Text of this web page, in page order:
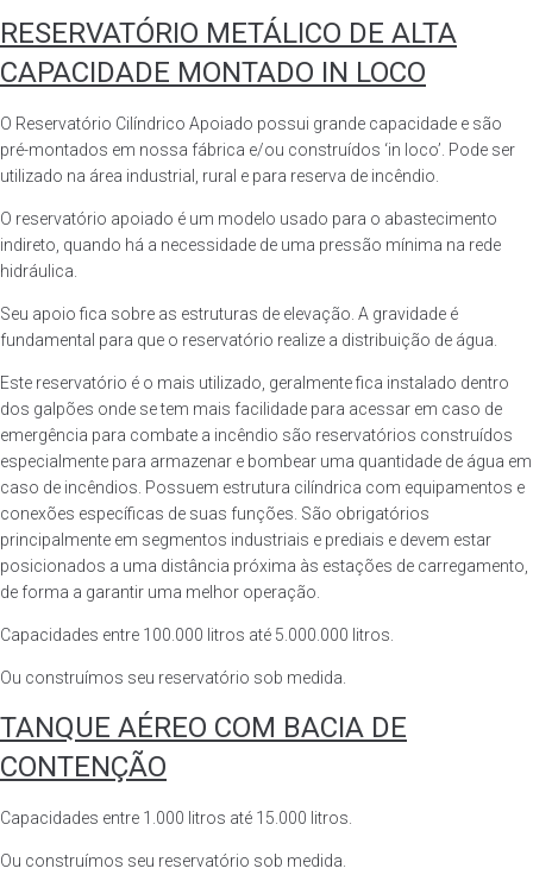
RESERVATÓRIO METÁLICO DE ALTA
CAPACIDADE MONTADO IN LOCO
O Reservatório Cilíndrico Apoiado possui grande capacidade e são
pré-montados em nossa fábrica e/ou construídos ‘in loco’. Pode ser
utilizado na área industrial, rural e para reserva de incêndio.
O reservatório apoiado é um modelo usado para o abastecimento
indireto, quando há a necessidade de uma pressão mínima na rede
hidráulica.
Seu apoio fica sobre as estruturas de elevação. A gravidade é
fundamental para que o reservatório realize a distribuição de água.
Este reservatório é o mais utilizado, geralmente fica instalado dentro
dos galpões onde se tem mais facilidade para acessar em caso de
emergência para combate a incêndio são reservatórios construídos
especialmente para armazenar e bombear uma quantidade de água em
caso de incêndios. Possuem estrutura cilíndrica com equipamentos e
conexões específicas de suas funções. São obrigatórios
principalmente em segmentos industriais e prediais e devem estar
posicionados a uma distância próxima às estações de carregamento,
de forma a garantir uma melhor operação.
Capacidades entre 100.000 litros até 5.000.000 litros.
Ou construímos seu reservatório sob medida.
TANQUE AÉREO COM BACIA DE
CONTENÇÃO
Capacidades entre 1.000 litros até 15.000 litros.
Ou construímos seu reservatório sob medida.